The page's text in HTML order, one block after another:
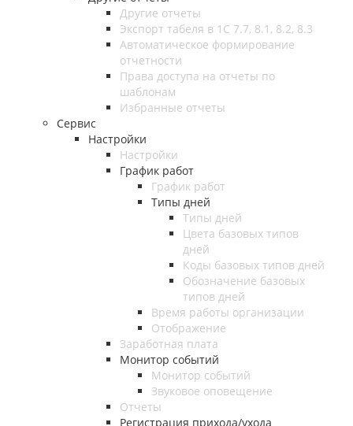
Другие отчеты
Экспорт табеля в 1С 7.7, 8.1, 8.2, 8.3
Автоматическое формирование
отчетности
Права доступа на отчеты по
шаблонам
Избранные отчеты
Сервис
Настройки
Настройки
График работ
График работ
Типы дней
Типы дней
Цвета базовых типов
дней
Коды базовых типов дней
Обозначение базовых
типов дней
Время работы организации
Отображение
Заработная плата
Монитор событий
Монитор событий
Звуковое оповещение
Отчеты
Регистрация прихода/ухода